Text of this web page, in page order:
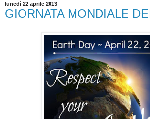
lunedì 22 aprile 2013
GIORNATA MONDIALE